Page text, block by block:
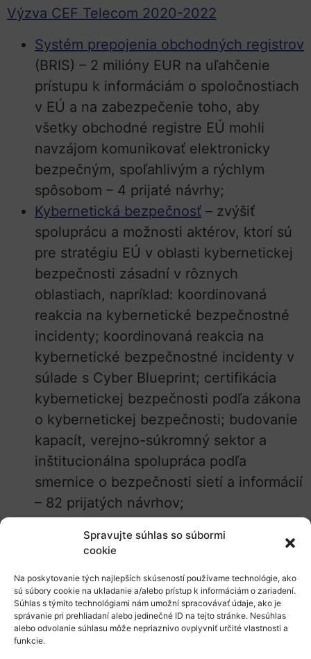
Spravujte súhlas so súbormi
cookie
Na poskytovanie tých najlepších skúseností používame technológie, ako
sú súbory cookie na ukladanie a/alebo prístup k informáciám o zariadení.
Súhlas s týmito technológiami nám umožní spracovávať údaje, ako je
správanie pri prehliadaní alebo jedinečné ID na tejto stránke. Nesúhlas
alebo odvolanie súhlasu môže nepriaznivo ovplyvniť určité vlastnosti a
funkcie.
Výzva CEF Telecom 2020-2022
Systém prepojenia obchodných registrov
(BRIS) – 2 milióny EUR na uľahčenie
prístupu k informáciám o spoločnostiach
v EÚ a na zabezpečenie toho, aby
všetky obchodné registre EÚ mohli
navzájom komunikovať elektronicky
bezpečným, spoľahlivým a rýchlym
spôsobom – 4 prijaté návrhy;
Kybernetická bezpečnosť – zvýšiť
spoluprácu a možnosti aktérov, ktorí sú
pre stratégiu EÚ v oblasti kybernetickej
bezpečnosti zásadní v rôznych
oblastiach, napríklad: koordinovaná
reakcia na kybernetické bezpečnostné
incidenty; koordinovaná reakcia na
kybernetické bezpečnostné incidenty v
súlade s Cyber ​​Blueprint; certifikácia
kybernetickej bezpečnosti podľa zákona
o kybernetickej bezpečnosti; budovanie
kapacít, verejno-súkromný sektor a
inštitucionálna spolupráca podľa
smernice o bezpečnosti sietí a informácií
– 82 prijatých návrhov;
uskladnenie a uchovávanie digitálnych
interoperabilným spôsobom – 13
prijatých návrhov;
eHealth– uľahčiť prístup k vysoko
špecializovaným poznatkom a